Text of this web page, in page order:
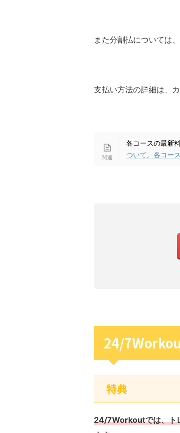
また分割払については
支払い方法の詳細は、
各コースの最新
ついて。各コー
24/
特典
24/7Workoutでは、ト